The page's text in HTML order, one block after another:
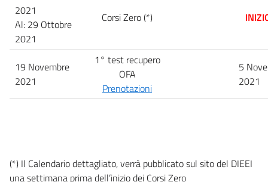
2021
Al: 29 Ottobre
2021
Corsi Zero (*)
19 Novembre
2021
1° test recupero
OFA
Prenotazioni
5
2021
(*) Il Calendario dettagliato, verrà pubblicato sul sito del DIEEI
una settimana prima dell’inizio dei Corsi Zero